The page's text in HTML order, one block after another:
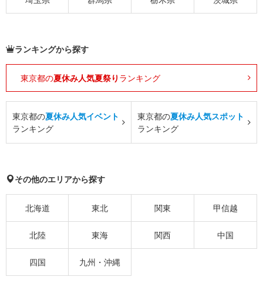
ランキングから探す
東京都の夏休み人気夏祭り ランキング
東京都の夏休み人気イベント
ランキング
東京都の夏休み人気スポット
ランキング
その他のエリアから探す
北海道 東北 関東 甲信越
北陸 東海 関西 中国
四国 九州・沖縄